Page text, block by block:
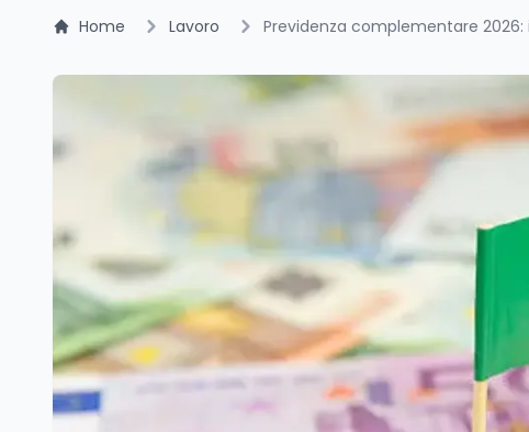
Home Lavoro